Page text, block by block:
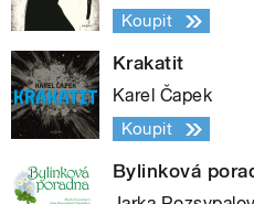
Koupit
Krakatit
Karel Čapek
Koupit
Bylinková